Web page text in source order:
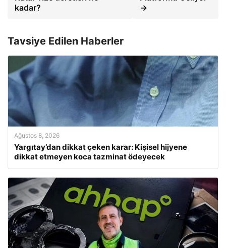
kadar?
→
Tavsiye Edilen Haberler
Ağustos 8, 2026
Yargıtay’dan dikkat çeken karar: Kişisel hijyene
dikkat etmeyen koca tazminat ödeyecek